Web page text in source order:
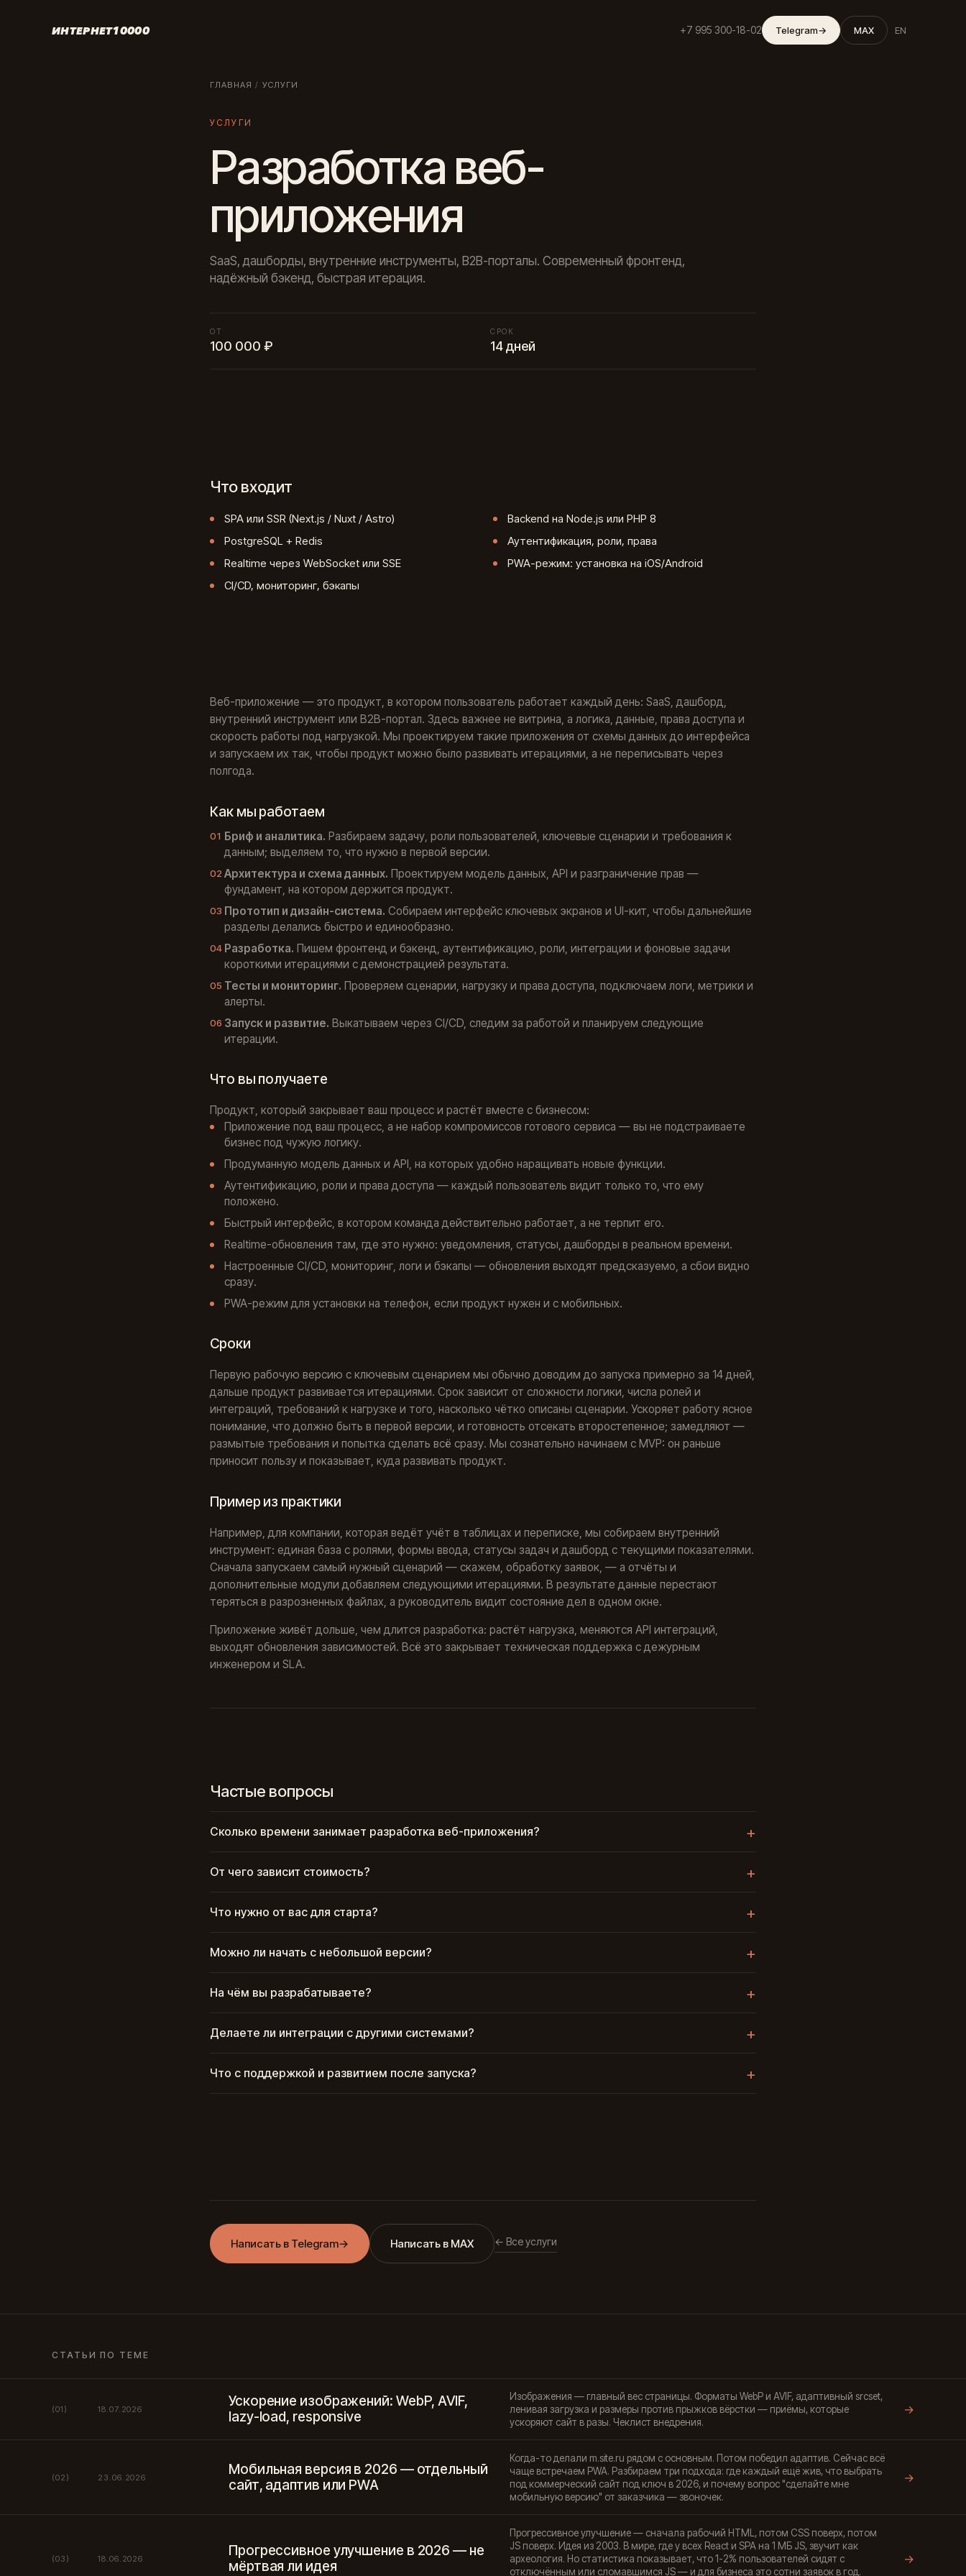
ИНТЕРНЕТ10000 +7 995 300-18-02 Telegram→ MAX EN
ГЛАВНАЯ / УСЛУГИ
УСЛУГИ
Разработка веб-
приложения
SaaS, дашборды, внутренние инструменты, B2B-порталы. Современный фронтенд,
надёжный бэкенд, быстрая итерация.
ОТ
100 000 ₽
СРОК
14 дней
Что входит
SPA или SSR (Next.js / Nuxt / Astro)
Backend на Node.js или PHP 8
PostgreSQL + Redis
Аутентификация, роли, права
Realtime через WebSocket или SSE
PWA-режим: установка на iOS/Android
CI/CD, мониторинг, бэкапы
Веб-приложение — это продукт, в котором пользователь работает каждый день: SaaS, дашборд,
внутренний инструмент или B2B-портал. Здесь важнее не витрина, а логика, данные, права доступа и
скорость работы под нагрузкой. Мы проектируем такие приложения от схемы данных до интерфейса
и запускаем их так, чтобы продукт можно было развивать итерациями, а не переписывать через
полгода.
Как мы работаем
Бриф и аналитика. Разбираем задачу, роли пользователей, ключевые сценарии и требования к
данным; выделяем то, что нужно в первой версии.
Архитектура и схема данных. Проектируем модель данных, API и разграничение прав —
фундамент, на котором держится продукт.
Прототип и дизайн-система. Собираем интерфейс ключевых экранов и UI-кит, чтобы дальнейшие
разделы делались быстро и единообразно.
Разработка. Пишем фронтенд и бэкенд, аутентификацию, роли, интеграции и фоновые задачи
короткими итерациями с демонстрацией результата.
Тесты и мониторинг. Проверяем сценарии, нагрузку и права доступа, подключаем логи, метрики и
алерты.
Запуск и развитие. Выкатываем через CI/CD, следим за работой и планируем следующие
итерации.
Что вы получаете
Продукт, который закрывает ваш процесс и растёт вместе с бизнесом:
Приложение под ваш процесс, а не набор компромиссов готового сервиса — вы не подстраиваете
бизнес под чужую логику.
Продуманную модель данных и API, на которых удобно наращивать новые функции.
Аутентификацию, роли и права доступа — каждый пользователь видит только то, что ему
положено.
Быстрый интерфейс, в котором команда действительно работает, а не терпит его.
Realtime-обновления там, где это нужно: уведомления, статусы, дашборды в реальном времени.
Настроенные CI/CD, мониторинг, логи и бэкапы — обновления выходят предсказуемо, а сбои видно
сразу.
PWA-режим для установки на телефон, если продукт нужен и с мобильных.
Сроки
Первую рабочую версию с ключевым сценарием мы обычно доводим до запуска примерно за 14 дней,
дальше продукт развивается итерациями. Срок зависит от сложности логики, числа ролей и
интеграций, требований к нагрузке и того, насколько чётко описаны сценарии. Ускоряет работу ясное
понимание, что должно быть в первой версии, и готовность отсекать второстепенное; замедляют —
размытые требования и попытка сделать всё сразу. Мы сознательно начинаем с MVP: он раньше
приносит пользу и показывает, куда развивать продукт.
Пример из практики
Например, для компании, которая ведёт учёт в таблицах и переписке, мы собираем внутренний
инструмент: единая база с ролями, формы ввода, статусы задач и дашборд с текущими показателями.
Сначала запускаем самый нужный сценарий — скажем, обработку заявок, — а отчёты и
дополнительные модули добавляем следующими итерациями. В результате данные перестают
теряться в разрозненных файлах, а руководитель видит состояние дел в одном окне.
Приложение живёт дольше, чем длится разработка: растёт нагрузка, меняются API интеграций,
выходят обновления зависимостей. Всё это закрывает техническая поддержка с дежурным
инженером и SLA.
Частые вопросы
Сколько времени занимает разработка веб-приложения?
От чего зависит стоимость?
Что нужно от вас для старта?
Можно ли начать с небольшой версии?
На чём вы разрабатываете?
Делаете ли интеграции с другими системами?
Что с поддержкой и развитием после запуска?
Написать в Telegram→ Написать в MAX ← Все услуги
СТАТЬИ ПО ТЕМЕ
(01) 18.07.2026
Ускорение изображений: WebP, AVIF,
lazy-load, responsive
Изображения — главный вес страницы. Форматы WebP и AVIF, адаптивный srcset,
ленивая загрузка и размеры против прыжков вёрстки — приёмы, которые
ускоряют сайт в разы. Чеклист внедрения.
→
(02) 23.06.2026
Мобильная версия в 2026 — отдельный
сайт, адаптив или PWA
Когда-то делали m.site.ru рядом с основным. Потом победил адаптив. Сейчас всё
чаще встречаем PWA. Разбираем три подхода: где каждый ещё жив, что выбрать
под коммерческий сайт под ключ в 2026, и почему вопрос "сделайте мне
мобильную версию" от заказчика — звоночек.
→
(03) 18.06.2026
Прогрессивное улучшение в 2026 — не
мёртвая ли идея
Прогрессивное улучшение — сначала рабочий HTML, потом CSS поверх, потом
JS поверх. Идея из 2003. В мире, где у всех React и SPA на 1 МБ JS, звучит как
археология. Но статистика показывает, что 1-2% пользователей сидят с
отключённым или сломавшимся JS — и для бизнеса это сотни заявок в год.
→